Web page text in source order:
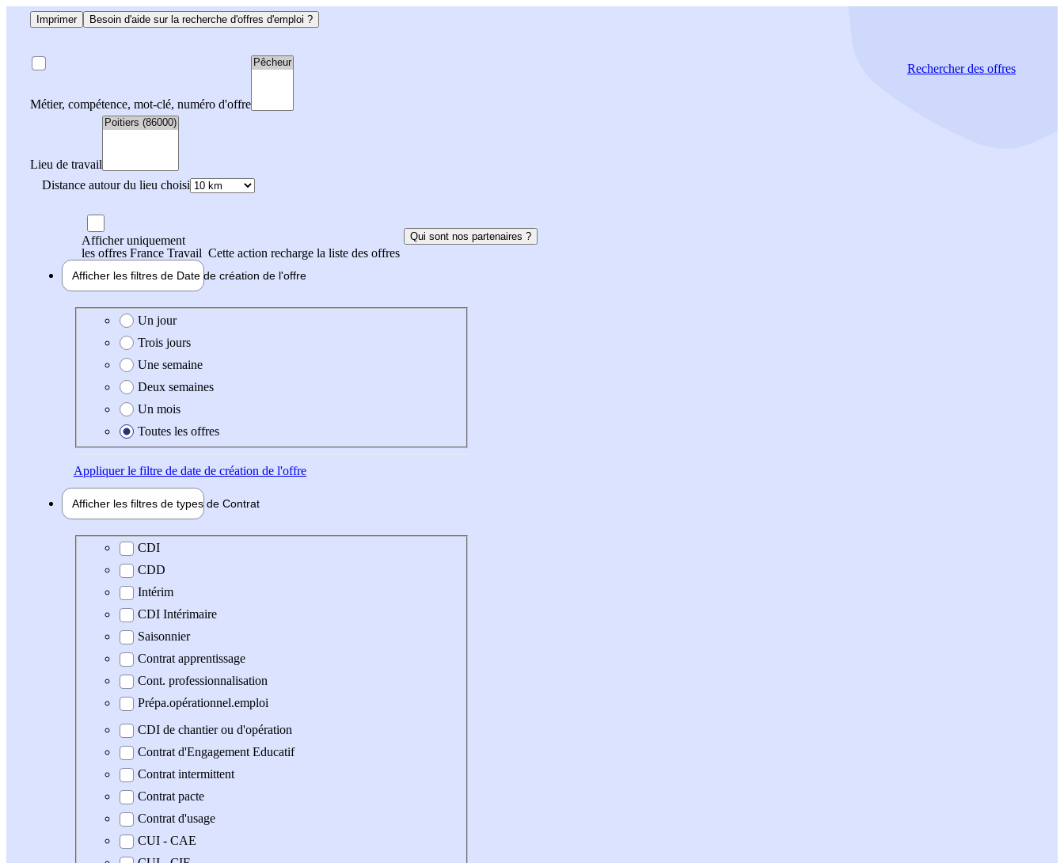
Imprimer Besoin d'aide sur la recherche d'offres d'emploi ?
Métier, compétence, mot-clé, numéro d'offre
Lieu de travail
Distance autour du lieu choisi
Rechercherdes offres
Afficher uniquement
les offres France Travail Cette action recharge la liste des offres
Qui sont nos partenaires ?
Afficher les filtres de Date de création de l'offre
Date de création de l'offre
Un jour
Trois jours
Une semaine
Deux semaines
Un mois
Toutes les offres
Appliquerle filtre de date de création de l'offre
Afficher les filtres de types de Contrat
Type de contrat
CDI
CDD
Intérim
CDI Intérimaire
Saisonnier
Contrat apprentissage
Cont. professionnalisation
Prépa.opérationnel.emploi
CDI de chantier ou d'opération
Contrat d'Engagement Educatif
Contrat intermittent
Contrat pacte
Contrat d'usage
CUI - CAE